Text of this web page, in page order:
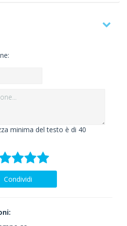
minima del testo è di 40
Condividi